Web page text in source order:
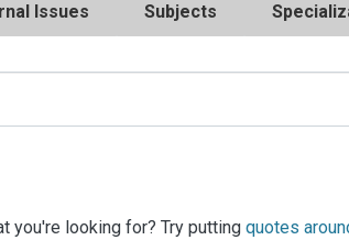
Issues Subjects
you're looking for? Try putting quotes